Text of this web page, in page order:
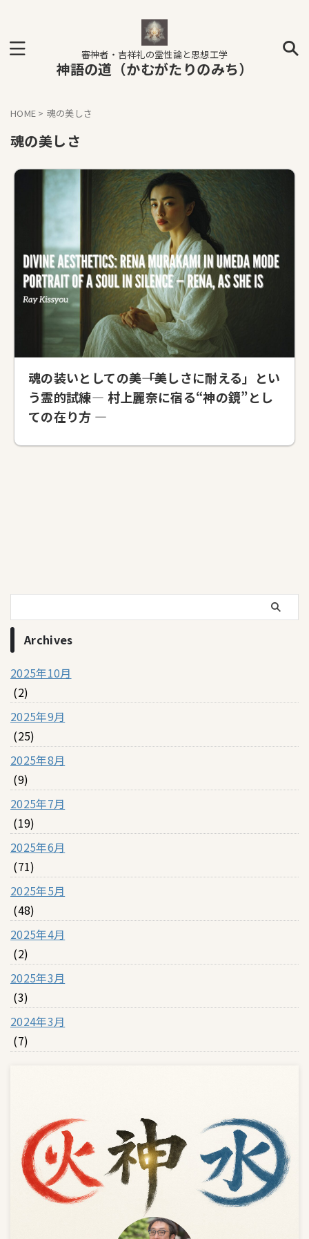
審神者・吉祥礼の霊性論と思想工学
神語の道（かむがたりのみち）
HOME > 魂の美しさ
魂の美しさ
魂の装いとしての美――「美しさに耐える」とい
う霊的試練― 村上麗奈に宿る“神の鏡”とし
ての在り方 ―
Archives
2025年10月
(2)
2025年9月
(25)
2025年8月
(9)
2025年7月
(19)
2025年6月
(71)
2025年5月
(48)
2025年4月
(2)
2025年3月
(3)
2024年3月
(7)